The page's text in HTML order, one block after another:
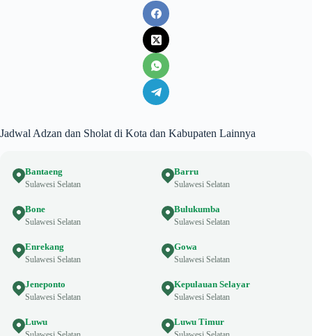
Jadwal Adzan dan Sholat di Kota dan Kabupaten Lainnya
Bantaeng
Sulawesi Selatan
Barru
Sulawesi Selatan
Bone
Sulawesi Selatan
Bulukumba
Sulawesi Selatan
Enrekang
Sulawesi Selatan
Gowa
Sulawesi Selatan
Jeneponto
Sulawesi Selatan
Kepulauan Selayar
Sulawesi Selatan
Luwu Luwu Timur